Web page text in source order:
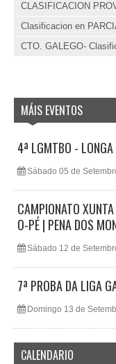
CLASIFICACION
Clasificacion en
CTO. GALEGO-
MÁIS EVENTOS
4ª LGMTBO -
Sábado 05 de
CAMPIONATO
O-PÉ | PENA DOS
Sábado 12 de
7ª PROBA DA LIGA
Domingo 13 de
CALENDARIO